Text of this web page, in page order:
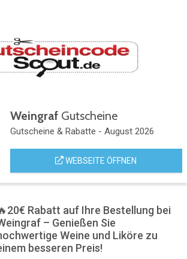
WeingrafGutscheine
Gutscheine & Rabatte - August 2026
WEBSEITE ÖFFNEN
Rabatt auf Ihre Bestellung bei
– Genießen Sie
Weine und Liköre zu
besseren Preis!